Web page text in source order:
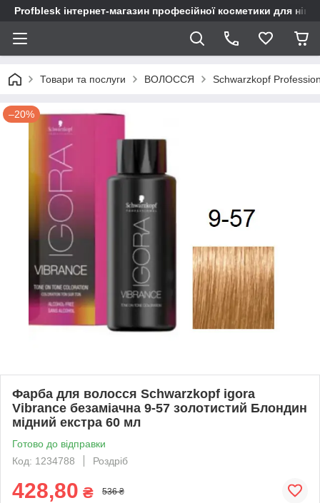
Profblesk інтернет-магазин професійної косметики для
Товари та послуги ВОЛОССЯ Schwarzkopf
–20%
Фарба для волосся Schwarzkopf igora
Vibrance безаміачна 9-57 золотистий Блондин
мідний екстра 60 мл
Готово до відправки
Код: 1234788
Роздріб
428,80 ₴ 536 ₴